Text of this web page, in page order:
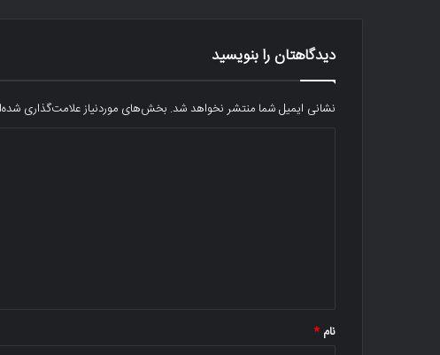
دیدگاهتان را بنویسید
نشانی ایمیل شما منتشر نخواهد شد. بخش‌های موردنیاز علامت‌گذاری
نام *